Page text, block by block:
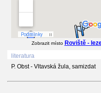
Zobrazit místo Roviště -
literatura
P. Obst - Vltavská žula, samizdat